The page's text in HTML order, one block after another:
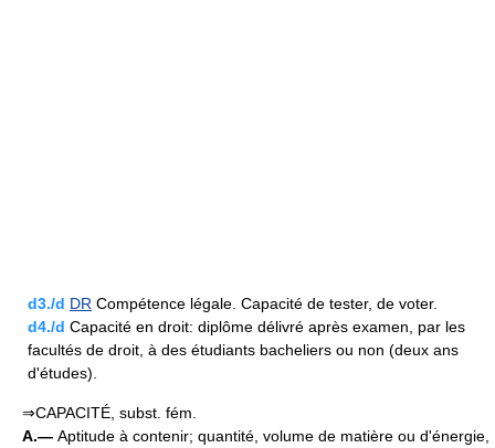
d3./d DR Compétence légale. Capacité de tester, de voter.
d4./d Capacité en droit: diplôme délivré après examen, par les
facultés de droit, à des étudiants bacheliers ou non (deux ans
d'études).
⇒CAPACITÉ, subst. fém.
A.— Aptitude à contenir; quantité, volume de matière ou d'énergie,